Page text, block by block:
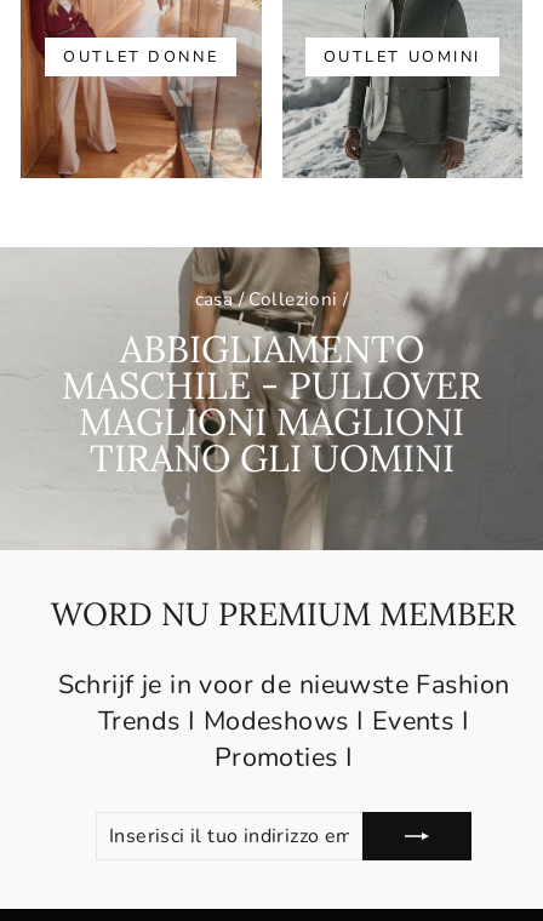
OUTLET DONNE OUTLET UOMINI
casa / Collezioni /
ABBIGLIAMENTO
MASCHILE - PULLOVER
MAGLIONI MAGLIONI
TIRANO GLI UOMINI
WORD NU PREMIUM MEMBER
Schrijf je in voor de nieuwste Fashion
Trends I Modeshows I Events I
Promoties I
IL
TUO
EMAIL